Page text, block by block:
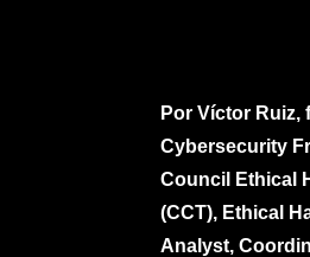
Por Víctor
Cybersecurity
Council Ethical
(CCT), Ethical
Analyst,